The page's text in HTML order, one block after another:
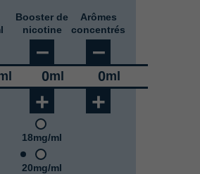
Booster de
nicotine
–
0ml
+
18mg/ml
20mg/ml
Arômes
concentrés
–
0ml
+